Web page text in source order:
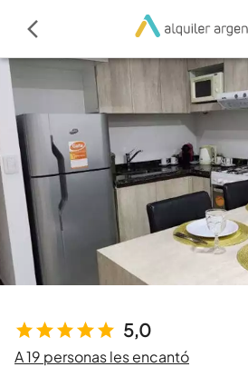
5,0
A 19 personas les encantó